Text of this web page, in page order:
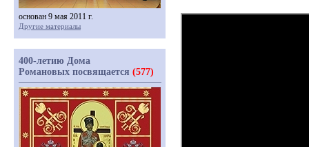
основан 9 мая 2011 г.
Другие материалы
400-летию Дома
Романовых посвящается (577)